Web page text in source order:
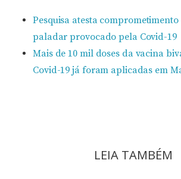
Pesquisa atesta
paladar provocado pela Covid-19
Mais de 10 mil doses da vacina
Covid-19 já foram aplicadas em
LEIA TAMBÉM